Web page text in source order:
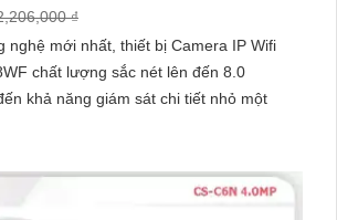
₫
nghệ mới nhất, thiết bị Camera IP Wifi
chất lượng sắc nét lên đến 8.0
khả năng giám sát chi tiết nhỏ một